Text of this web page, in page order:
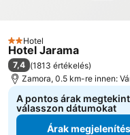
2 Kategória
Hotel
Hotel Jarama
7,4 (1813 értékelés)
Zamora, 0.5 km-re innen:
A pontos árak
válasszon dátumokat
Árak